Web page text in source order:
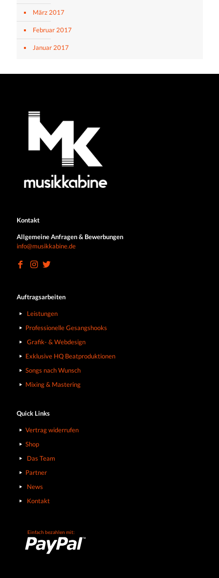
März 2017
Februar 2017
Januar 2017
Kontakt
Allgemeine Anfragen & Bewerbungen
info@musikkabine.de
Auftragsarbeiten
Leistungen
Professionelle Gesangshooks
Grafik- & Webdesign
Exklusive HQ Beatproduktionen
Songs nach Wunsch
Mixing & Mastering
Quick Links
Vertrag widerrufen
Shop
Das Team
Partner
News
Kontakt
Einfach bezahlen mit: